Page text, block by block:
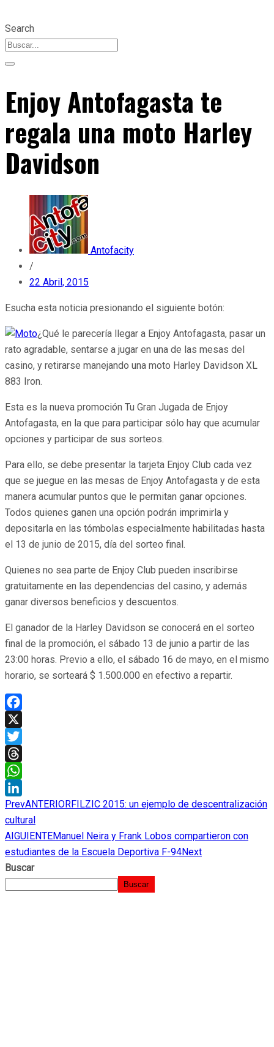
Search
Enjoy Antofagasta te
regala una moto Harley
Davidson
Antofacity
/
22 Abril, 2015
Esucha esta noticia presionando el siguiente botón:
¿Qué le parecería llegar a Enjoy Antofagasta, pasar un
rato agradable, sentarse a jugar en una de las mesas del
casino, y retirarse manejando una moto Harley Davidson XL
883 Iron.
Esta es la nueva promoción Tu Gran Jugada de Enjoy
Antofagasta, en la que para participar sólo hay que acumular
opciones y participar de sus sorteos.
Para ello, se debe presentar la tarjeta Enjoy Club cada vez
que se juegue en las mesas de Enjoy Antofagasta y de esta
manera acumular puntos que le permitan ganar opciones.
Todos quienes ganen una opción podrán imprimirla y
depositarla en las tómbolas especialmente habilitadas hasta
el 13 de junio de 2015, día del sorteo final.
Quienes no sea parte de Enjoy Club pueden inscribirse
gratuitamente en las dependencias del casino, y además
ganar diversos beneficios y descuentos.
El ganador de la Harley Davidson se conocerá en el sorteo
final de la promoción, el sábado 13 de junio a partir de las
23:00 horas. Previo a ello, el sábado 16 de mayo, en el mismo
horario, se sorteará $ 1.500.000 en efectivo a repartir.
Facebook
X
Twitter
Threads
WhatsApp
LinkedIn
PrevANTERIORFILZIC 2015: un ejemplo de descentralización
cultural
AIGUIENTEManuel Neira y Frank Lobos compartieron con
estudiantes de la Escuela Deportiva F-94Next
Buscar
Buscar